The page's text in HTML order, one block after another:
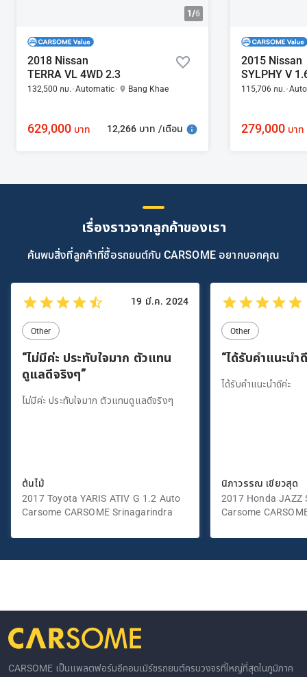
1/6
2018 Nissan
TERRA VL 4WD 2.3
132,500 กม. Automatic Bang Khae
629,000 บาท 12,266 บาท /เดือน
2015 Nissan
SYLPHY V
115,706 กม.
279,000 บาท
เรื่องราวจากลูกค้าของเรา
ค้นพบสิ่งที่ลูกค้าที่ซื้อรถยนต์กับ CARSOME อยากบอกคุณ
19 มี.ค. 2024
Other
“ไม่มีค่ะ ประทับใจมาก ตัวแทน
ดูแลดีจริงๆ”
ไม่มีค่ะ ประทับใจมาก ตัวแทนดูแลดีจริงๆ
ต้นไม้
2017 Toyota YARIS ATIV G 1.2 Auto
Carsome CARSOME Srinagarindra
Other
“ได้รับคำแนะนำ
ได้รับคำแนะนำดีค่ะ
นิภาวรรณ เขียวสุด
2017 Honda JAZZ
Carsome
CARSOME เป็นแพลตฟอร์มอีคอมเมิร์ซรถยนต์ครบวงจรที่ใหญ่ที่สุดในภูมิภาค